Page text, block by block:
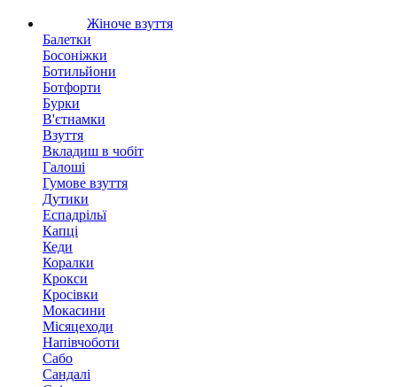
Жіноче взуття
Балетки
Босоніжки
Ботильйони
Ботфорти
Бурки
В'єтнамки
Взуття
Вкладиш в чобіт
Галоші
Гумове взуття
Дутики
Еспадрільї
Капці
Кеди
Коралки
Крокси
Кросівки
Мокасини
Місяцеходи
Напівчоботи
Сабо
Сандалі